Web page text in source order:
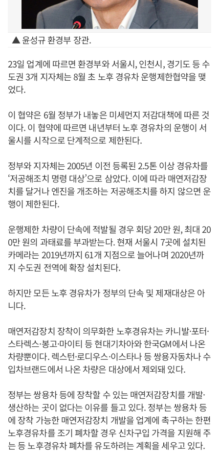
▲ 윤성규 환경부 장관.
23일 업계에 따르면 환경부와 서울시, 인천시, 경기도 등 수
도권 3개 지자체는 8월 초 노후 경유차 운행제한협약을 맺
었다.
이 협약은 6월 정부가 내놓은 미세먼지 저감대책에 따른 것
이다. 이 협약에 따르면 내년부터 노후 경유차의 운행이 서
울시를 시작으로 단계적으로 제한된다.
정부와 지자체는 2005년 이전 등록된 2.5톤 이상 경유차를
‘저공해조치 명령 대상’으로 삼았다. 이에 따라 매연저감장
치를 달거나 엔진을 개조하는 저공해조치를 하지 않으면 운
행이 제한된다.
운행제한 차량이 단속에 적발될 경우 회당 20만 원, 최대 20
0만 원의 과태료를 부과받는다. 현재 서울시 7곳에 설치된
카메라는 2019년까지 61개 지점으로 늘어나며 2020년까
지 수도권 전역에 확장 설치된다.
하지만 모든 노후 경유차가 정부의 단속 및 제재대상은 아
니다.
매연저감장치 장착이 의무화한 노후경유차는 카니발·포터·
스타렉스·봉고·마이티 등 현대기차아와 한국GM에서 나온
차량뿐이다. 렉스턴·로디우스·이스타나 등 쌍용자동차나 수
입차브랜드에서 나온 차량은 대상에서 제외돼 있다.
정부는 쌍용차 등에 장착할 수 있는 매연저감장치를 개발·
생산하는 곳이 없다는 이유를 들고 있다. 정부는 쌍용차 등
에 장착 가능한 매연저감장치 개발을 업계에 촉구하는 한편
노후경유차를 조기 폐차할 경우 신차구입 가격을 지원해 주
는 등 노후경유차 폐차를 유도하려는 계획을 세우고 있다.